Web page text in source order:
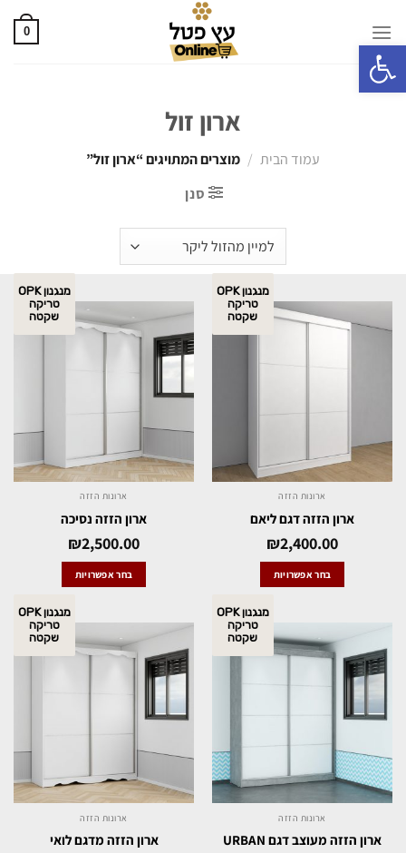
פתח סרגל נגישות
0
ארון זול
עמוד הבית / מוצרים המתויגים “ארון זול”
סנן
מנגנון OPK
טריקה
שקטה
ארונות הזזה
ארון הזזה דגם ליאם
₪2,400.00
בחר אפשרויות
מנגנון OPK
טריקה
שקטה
ארונות הזזה
ארון הזזה נסיכה
₪2,500.00
בחר אפשרויות
מנגנון OPK
טריקה
שקטה
ארונות הזזה
ארון הזזה מעוצב דגם URBAN
מנגנון OPK
טריקה
שקטה
ארונות הזזה
ארון הזזה מדגם לואי